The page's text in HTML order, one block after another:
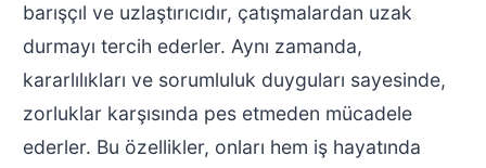
barışçıl ve uzlaştırıcıdır, çatışmalardan uzak
durmayı tercih ederler. Aynı zamanda,
kararlılıkları ve sorumluluk duyguları sayesinde,
zorluklar karşısında pes etmeden mücadele
ederler. Bu özellikler, onları hem iş hayatında